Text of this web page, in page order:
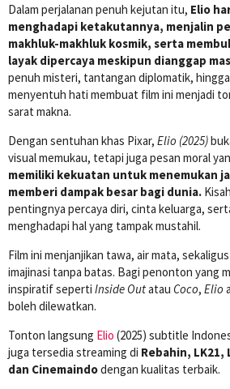
Dalam perjalanan penuh kejutan itu, Elio
menghadapi ketakutannya, menjalin
makhluk-makhluk kosmik, serta
layak dipercaya meskipun dianggap
penuh misteri, tantangan diplomatik,
menyentuh hati membuat film ini menjadi
sarat makna.
Dengan sentuhan khas Pixar, Elio (2025)
visual memukau, tetapi juga pesan moral
memiliki kekuatan untuk menemukan
memberi dampak besar bagi dunia.
pentingnya percaya diri, cinta keluarga,
menghadapi hal yang tampak mustahil.
Film ini menjanjikan tawa, air mata,
imajinasi tanpa batas. Bagi penonton yang
inspiratif seperti Inside Outatau Coco, Elio
boleh dilewatkan.
Tonton langsung Elio (2025) subtitle
juga tersedia streaming di Rebahin, LK21,
dan Cinemaindodengan kualitas terbaik.